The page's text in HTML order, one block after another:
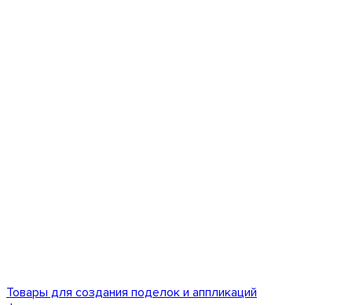
Товары для создания поделок и аппликаций